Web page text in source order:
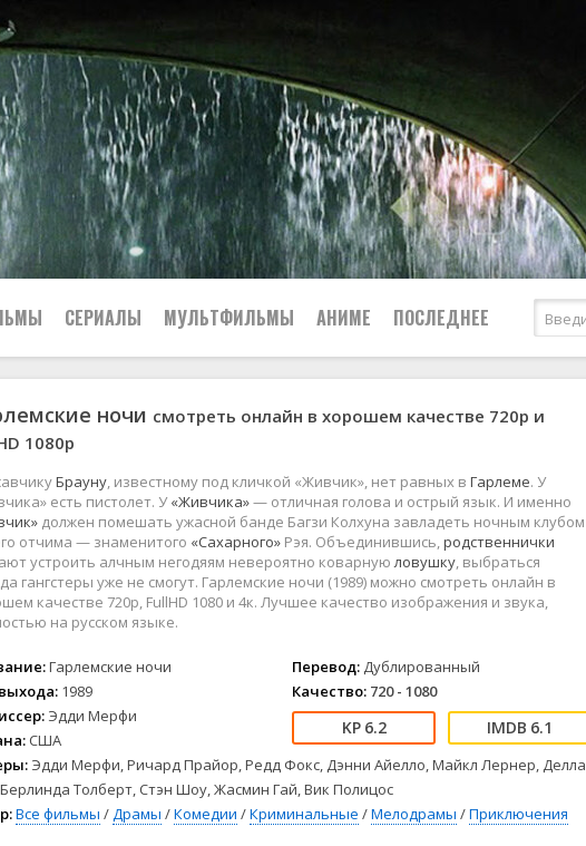
Детективы
Детские
Драмы
Комедии
Криминал
Приключения
Семейные
Спорт
Триллеры
Ужасы
СЕРИАЛЫ МУЛЬТФИЛЬМЫ АНИМЕ ПОСЛЕДНЕЕ
Все
2023
2022
2021
Зарубежные
ночи смотреть онлайн в хорошем качестве 720p и
1080р
Брауну, известному под кличкой «Живчик», нет равных в Гарлеме. У
есть пистолет. У«Живчика»— отличная голова и острый язык. И именно
должен помешать ужасной банде Багзи Колхуна завладеть ночным клубом
отчима — знаменитого «Сахарного» Рэя. Объединившись,родственнички
устроить алчным негодяям невероятно коварнуюловушку, выбраться
гангстеры уже не смогут. Гарлемские ночи (1989) можно смотреть онлайн в
качестве 720p, FullHD 1080 и 4к. Лучшее качество изображения и звука,
на русском языке.
Гарлемские ночи
1989
Эдди Мерфи
США
Перевод: Дублированный
Качество: 720 - 1080
6.2 6.1
Эдди Мерфи, Ричард Прайор, Редд Фокс, Дэнни Айелло, Майкл Лернер, Делла
Толберт, Стэн Шоу, Жасмин Гай, Вик Полицос
Все фильмы /Драмы /Комедии /Криминальные /Мелодрамы /Приключения